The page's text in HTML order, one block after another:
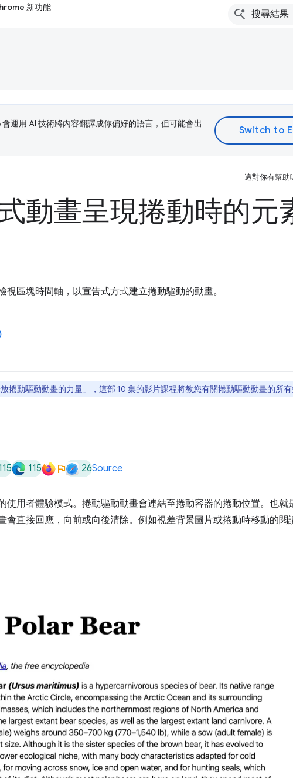
新功能
運用 AI 技術將內容翻譯成你偏好的語言，但可能會出
這對你有幫助
動畫呈現捲動時的元
視區塊時間軸，以宣告式方式建立捲動驅動的動畫。
捲動驅動動畫的力量」 ，這部 10 集的影片課程將教您有關捲動驅動動畫的所有
115 26Source
使用者體驗模式。捲動驅動動畫會連結至捲動容器的捲動位置。也就
會直接回應，向前或向後清除。例如視差背景圖片或捲動時移動的閱